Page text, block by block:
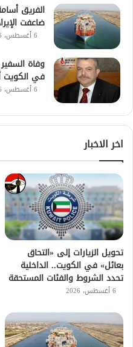
الفريق
ضاعفت
6 أغسطس، 2026
وفاة
في الكويت
6 أغسطس، 2026
اخر الاخبار
تحويل الزيارات إلى «التحاق
بعائل» في الكويت.. الداخلية
تحدد الشروط والفئات المستحقة
6 أغسطس، 2026